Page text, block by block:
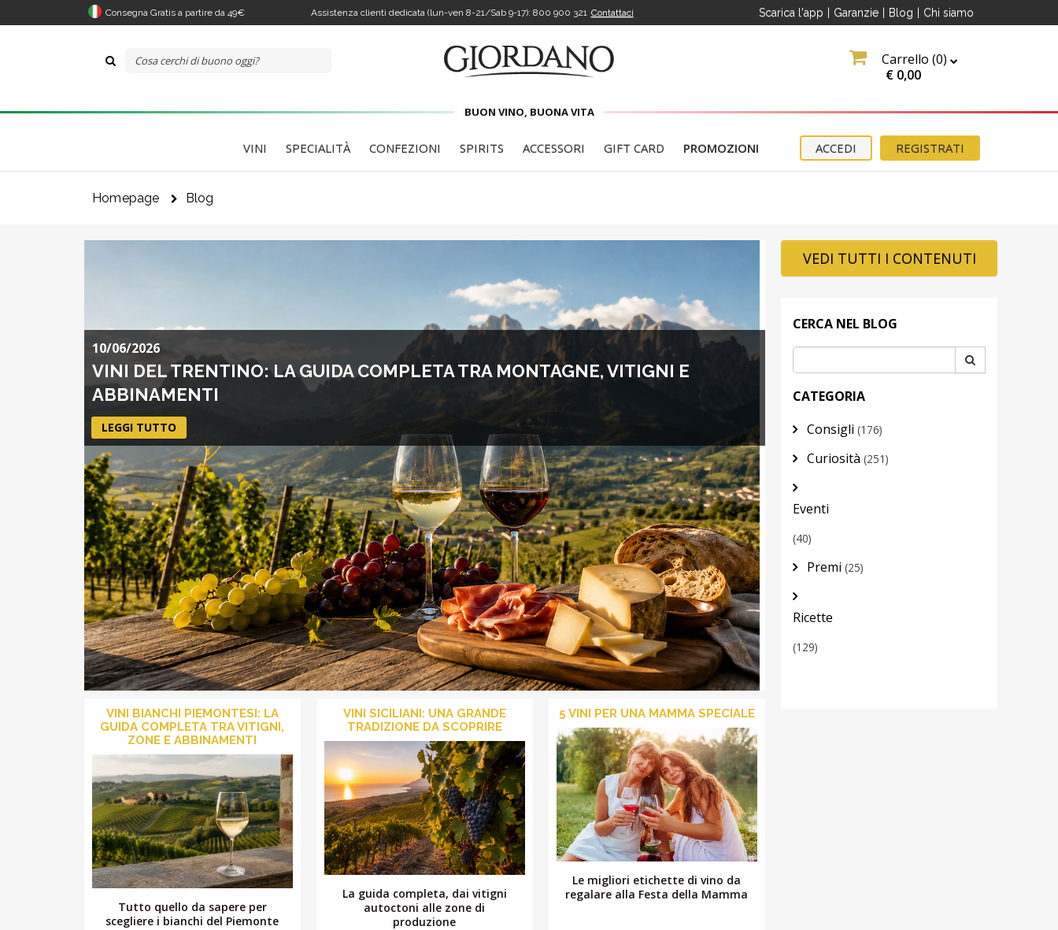
Consegna Gratis a partire da 49€ Assistenza clienti dedicata (lun-ven 8-21/Sab 9-17): 800 900 321 Contattaci Scarica l'app Garanzie Blog Chi siamo
Carrello (0)
€ 0,00
BUON VINO, BUONA VITA
VINI SPECIALITÀ CONFEZIONI SPIRITS ACCESSORI GIFT CARD PROMOZIONI REGISTRATI
ACCEDI
Homepage Blog
10/06/2026
VINI DEL TRENTINO: LA GUIDA COMPLETA TRA MONTAGNE, VITIGNI E
ABBINAMENTI
LEGGI TUTTO
VINI BIANCHI PIEMONTESI: LA
GUIDA COMPLETA TRA VITIGNI,
ZONE E ABBINAMENTI
Tutto quello da sapere per
scegliere i bianchi del Piemonte
VINI SICILIANI: UNA GRANDE
TRADIZIONE DA SCOPRIRE
La guida completa, dai vitigni
autoctoni alle zone di
produzione
5 VINI PER UNA MAMMA SPECIALE
Le migliori etichette di vino da
regalare alla Festa della Mamma
VEDI TUTTI I CONTENUTI
CERCA NEL BLOG
CATEGORIA
Consigli (176)
Curiosità (251)
Eventi
(40)
Premi (25)
Ricette
(129)